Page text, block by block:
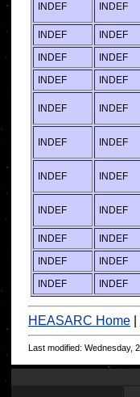
INDEF INDEF
INDEF INDEF
INDEF
INDEF
INDEF
INDEF
INDEF INDEF
INDEF INDEF
INDEF INDEF
INDEF INDEF
INDEF INDEF
INDEF
INDEF
INDEF
INDEF
HEASARC Home
Last modified: Wednesday,